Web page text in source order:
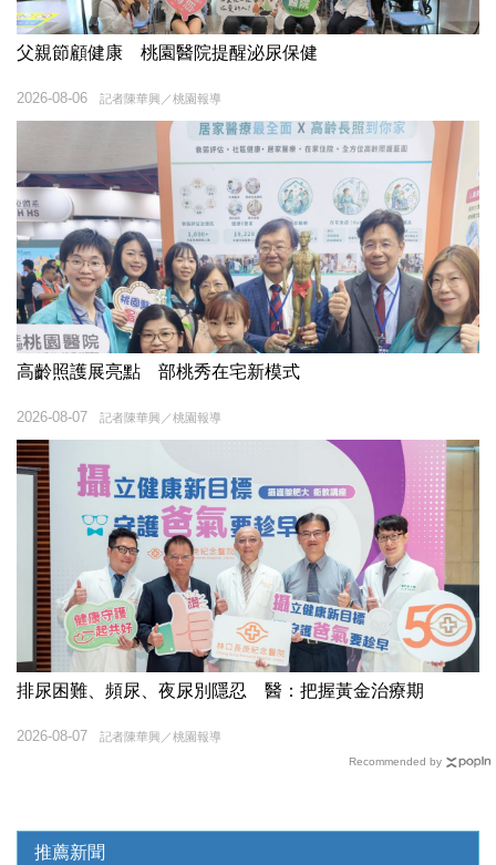
父親節顧健康 桃園醫院提醒泌尿保健
記者陳華興／桃園報導
2026-08-06
高齡照護展亮點 部桃秀在宅新模式
記者陳華興／桃園報導
2026-08-07
排尿困難、頻尿、夜尿別隱忍 醫：把握黃金治療期
記者陳華興／桃園報導
2026-08-07
Recommended by
推薦新聞